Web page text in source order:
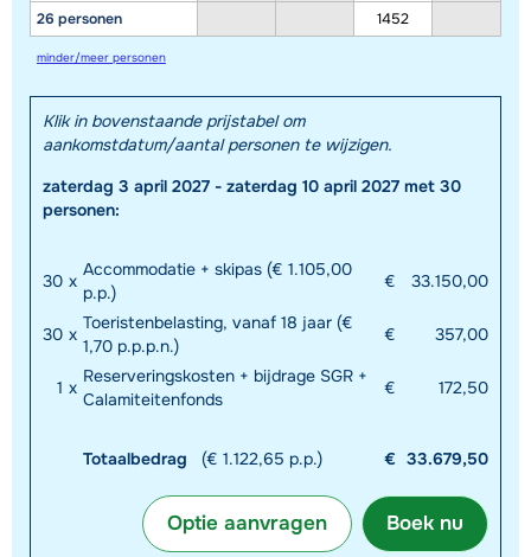
26 personen 1452
minder/meer personen
Klik in bovenstaande prijstabel om
aankomstdatum/aantal personen te wijzigen.
zaterdag 3 april 2027 - zaterdag 10 april 2027 met 30
personen:
30 x
Accommodatie + skipas (€ 1.105,00
p.p.)
€ 33.150,00
30 x
Toeristenbelasting, vanaf 18 jaar (€
1,70 p.p.p.n.)
€ 357,00
1 x
Reserveringskosten + bijdrage SGR +
Calamiteitenfonds
€ 172,50
Totaalbedrag (€ 1.122,65 p.p.) € 33.679,50
Boek nu
Optie aanvragen